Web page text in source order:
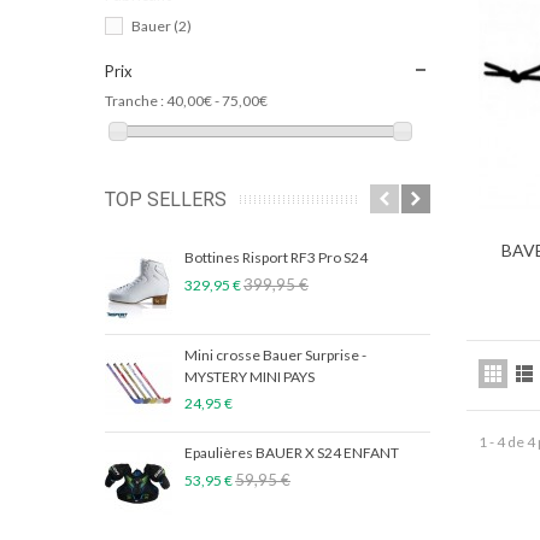
Bauer (2)
Prix
Tranche : 40,00€ - 75,00€
TOP SELLERS
Bottines Risport RF3 Pro S24
329,95 €399,95 €
Mini crosse Bauer Surprise -
MYSTERY MINI PAYS
24,95 €
Epaulières BAUER X S24 ENFANT
53,95 €59,95 €
1 - 4 de